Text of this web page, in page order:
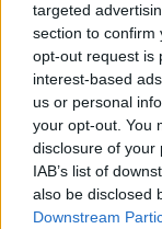
targeted
section to confirm
opt-out request is
interest-based
us or personal
your opt-out. You
disclosure of your
IAB’s list of
also be disclosed
Downstream
tapis trop
Le style de
tapis qui
tapis
moderne,
pour un
Les
choisir un